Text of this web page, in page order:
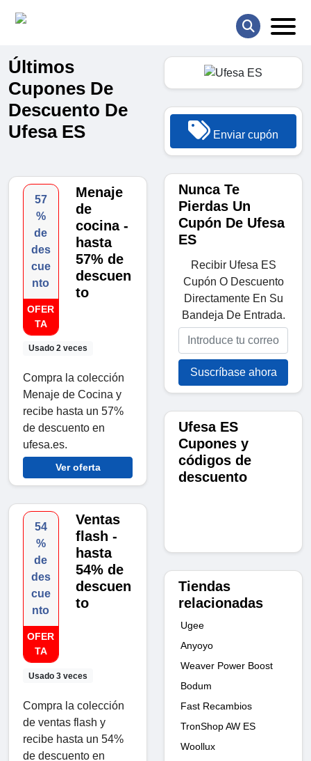
Últimos
Cupones De
Descuento De
Ufesa ES
57
%
de
des
cue
nto
OFER
TA
Usado 2 veces
Menaje
de
cocina -
hasta
57% de
descuen
to
Compra la colección
Menaje de Cocina y
recibe hasta un 57%
de descuento en
ufesa.es.
Ver oferta
54
%
de
des
cue
nto
OFER
TA
Usado 3 veces
Ventas
flash -
hasta
54% de
descuen
to
Compra la colección
de ventas flash y
recibe hasta un 54%
de descuento en
Enviar cupón
Nunca Te
Pierdas Un
Cupón De Ufesa
ES
Recibir Ufesa ES
Cupón O Descuento
Directamente En Su
Bandeja De Entrada.
Suscríbase ahora
Ufesa ES
Cupones y
códigos de
descuento
Tiendas
relacionadas
Ugee
Anyoyo
Weaver Power Boost
Bodum
Fast Recambios
TronShop AW ES
Woollux